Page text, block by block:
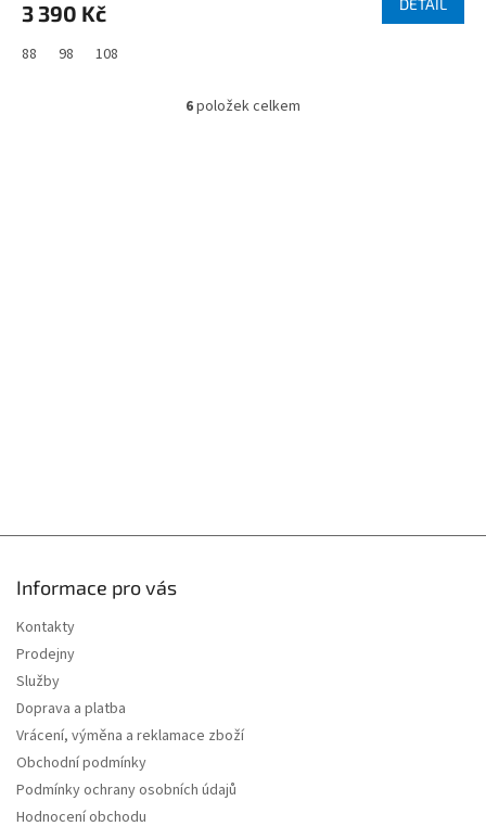
3 390 Kč DETAIL
88 98 108
O
6položek celkem
Informace pro vás
Kontakty
Prodejny
Služby
Doprava a platba
Vrácení, výměna a reklamace zboží
Obchodní podmínky
Podmínky ochrany osobních údajů
Hodnocení obchodu